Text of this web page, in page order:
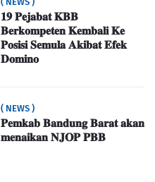
𝟏𝟗 𝐏𝐞𝐣𝐚𝐛𝐚𝐭 𝐊𝐁𝐁
𝐁𝐞𝐫𝐤𝐨𝐦𝐩𝐞𝐭𝐞𝐧 𝐊𝐞𝐦𝐛𝐚𝐥𝐢 𝐊𝐞
𝐏𝐨𝐬𝐢𝐬𝐢 𝐒𝐞𝐦𝐮𝐥𝐚 𝐀𝐤𝐢𝐛𝐚𝐭 𝐄𝐟𝐞𝐤
𝐃𝐨𝐦𝐢𝐧𝐨
( NEWS )
𝐏𝐞𝐦𝐤𝐚𝐛 𝐁𝐚𝐧𝐝𝐮𝐧𝐠 𝐁𝐚𝐫𝐚𝐭 𝐚𝐤𝐚𝐧
𝐦𝐞𝐧𝐚𝐢𝐤𝐚𝐧 𝐍𝐉𝐎𝐏 𝐏𝐁𝐁